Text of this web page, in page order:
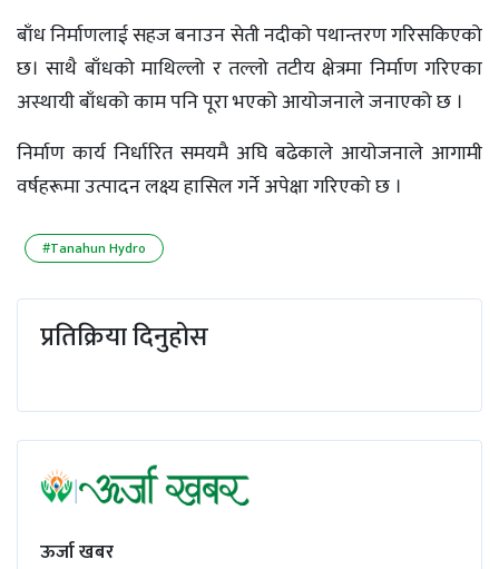
बाँध निर्माणलाई सहज बनाउन सेती नदीको पथान्तरण गरिसकिएको
छ। साथै बाँधको माथिल्लो र तल्लो तटीय क्षेत्रमा निर्माण गरिएका
अस्थायी बाँधको काम पनि पूरा भएको आयोजनाले जनाएको छ ।
निर्माण कार्य निर्धारित समयमै अघि बढेकाले आयोजनाले आगामी
वर्षहरूमा उत्पादन लक्ष्य हासिल गर्ने अपेक्षा गरिएको छ ।
#Tanahun Hydro
प्रतिक्रिया दिनुहोस
ऊर्जा खबर